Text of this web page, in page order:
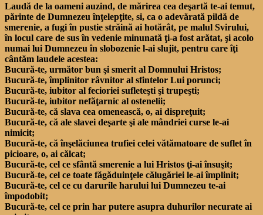
Laudă de la oameni auzind, de mărirea cea deşartă te-ai temut,
părinte de Dumnezeu înţelepţite, si, ca o adevărată pildă de
smerenie, a fugi în pustie străină ai hotărât, pe malul Svirului,
în locul care de sus în vedenie minunată ţi-a fost arătat, şi acolo
numai lui Dumnezeu în slobozenie l-ai slujit, pentru care îţi
cântăm laudele acestea:
Bucură-te, următor bun şi smerit al Domnului Hristos;
Bucură-te, împlinitor râvnitor al sfintelor Lui porunci;
Bucură-te, iubitor al fecioriei sufleteşti şi trupeşti;
Bucură-te, iubitor nefăţarnic al ostenelii;
Bucură-te, că slava cea omenească, o, ai dispreţuit;
Bucură-te, că ale slavei deşarte şi ale mândriei curse le-ai
nimicit;
Bucură-te, că înşelăciunea trufiei celei vătămatoare de suflet în
picioare, o, ai călcat;
Bucură-te, cel ce sfântă smerenie a lui Hristos ţi-ai însuşit;
Bucură-te, cel ce toate făgăduinţele călugăriei le-ai împlinit;
Bucură-te, cel ce cu darurile harului lui Dumnezeu te-ai
împodobit;
Bucură-te, cel ce prin har putere asupra duhurilor necurate ai